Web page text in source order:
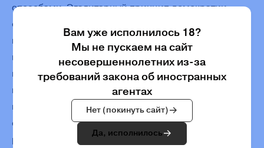
Вам уже исполнилось 18?
Мы не пускаем на сайт
несовершеннолетних из-за
требований закона об иностранных
агентах
Нет (покинуть сайт)
Да, исполнилось
способами. Эгалитарный принцип демократии
фундаментально связан с политическим участием,
поскольку систематическое неравенство в правах
и ресурсах граждан определенных социальных
групп ограничивает возможности баллотироваться
на государственные должности, участвовать
в политических и управленческих процессах. Таким
образом, более равномерное распределение
ресурсов между группами приводит